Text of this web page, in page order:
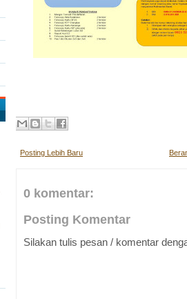
Posting Lebih Baru
0 komentar:
Posting Komentar
Silakan tulis pesan / komentar